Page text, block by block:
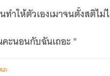
ำให้ตัวเองเมาจนตั้งสติไ
ะนอนกับฉันเถอะ "
ะ